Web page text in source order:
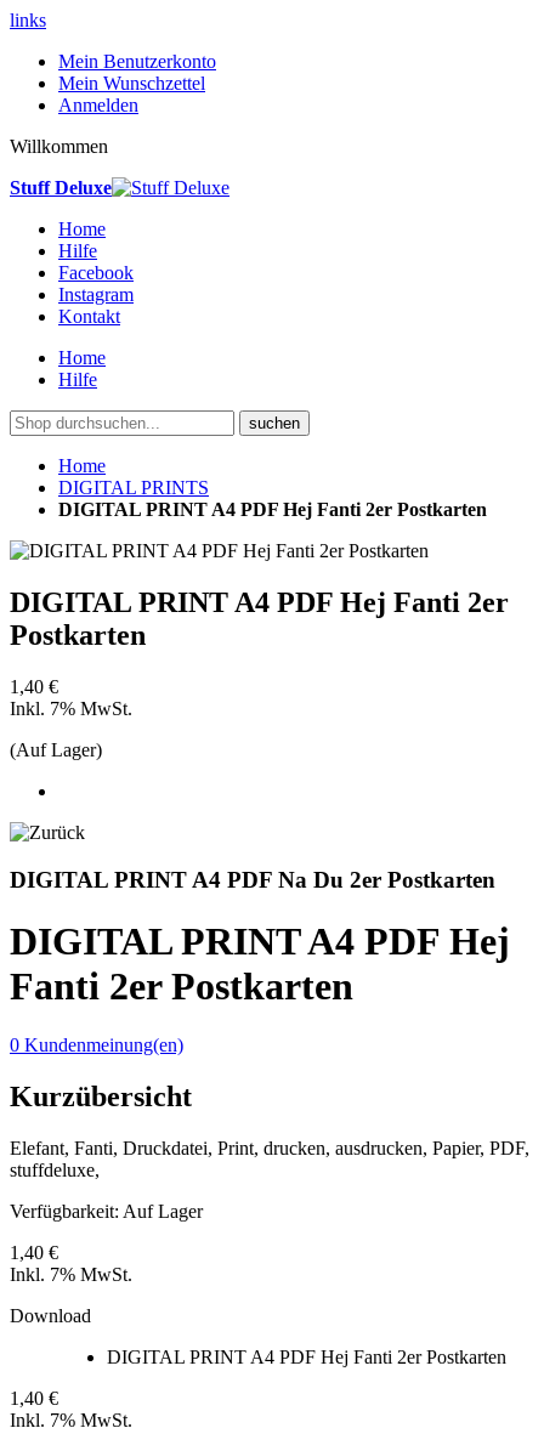
links
Mein Benutzerkonto
Mein Wunschzettel
Anmelden
Willkommen
Stuff Deluxe
Home
Hilfe
Facebook
Instagram
Kontakt
Home
Hilfe
suchen
Home
DIGITAL PRINTS
DIGITAL PRINT A4 PDF Hej Fanti 2er Postkarten
DIGITAL PRINT A4 PDF Hej Fanti 2er
Postkarten
1,40 €
Inkl. 7% MwSt.
(Auf Lager)
DIGITAL PRINT A4 PDF Na Du 2er Postkarten
DIGITAL PRINT A4 PDF Hej
Fanti 2er Postkarten
0 Kundenmeinung(en)
Kurzübersicht
Elefant, Fanti, Druckdatei, Print, drucken, ausdrucken, Papier, PDF,
stuffdeluxe,
Verfügbarkeit: Auf Lager
1,40 €
Inkl. 7% MwSt.
Download
DIGITAL PRINT A4 PDF Hej Fanti 2er Postkarten
1,40 €
Inkl. 7% MwSt.